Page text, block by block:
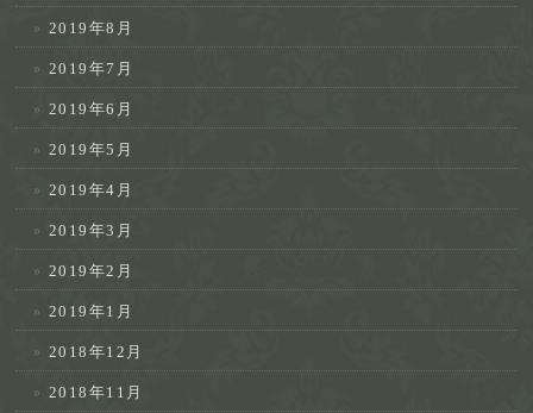
2019年8月
2019年7月
2019年6月
2019年5月
2019年4月
2019年3月
2019年2月
2019年1月
2018年12月
2018年11月